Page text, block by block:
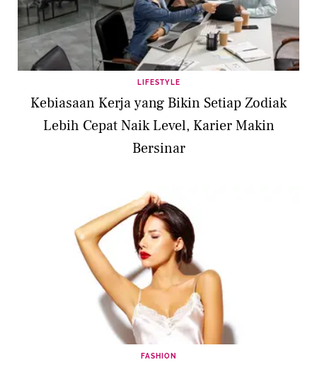
LIFESTYLE
Kebiasaan Kerja yang Bikin Setiap Zodiak
Lebih Cepat Naik Level, Karier Makin
Bersinar
FASHION